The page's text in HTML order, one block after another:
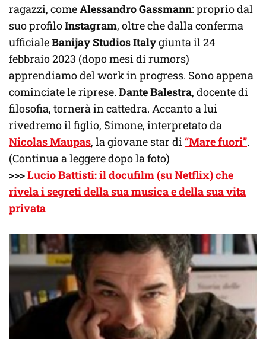
ragazzi, comeAlessandro Gassmann: proprio dal
suo profiloInstagram, oltre che dalla conferma
ufficialeBanijay Studios Italygiunta il 24
febbraio 2023 (dopo mesi di rumors)
apprendiamo del work in progress. Sono appena
cominciate le riprese. Dante Balestra, docente di
filosofia, tornerà in cattedra. Accanto a lui
rivedremo il figlio, Simone, interpretato da
Nicolas Maupas, la giovane star di “Mare fuori”.
(Continua a leggere dopo la foto)
>>>Lucio Battisti: il docufilm (su Netflix) che
rivela i segreti della sua musica e della sua vita
privata